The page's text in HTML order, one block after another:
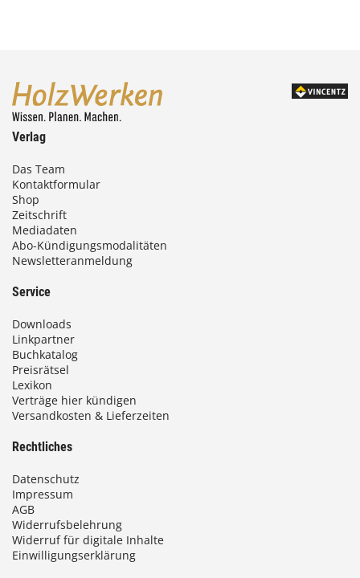
Verlag
Das Team
Kontaktformular
Shop
Zeitschrift
Mediadaten
Abo-Kündigungsmodalitäten
Newsletteranmeldung
Service
Downloads
Linkpartner
Buchkatalog
Preisrätsel
Lexikon
Verträge hier kündigen
Versandkosten & Lieferzeiten
Rechtliches
Datenschutz
Impressum
AGB
Widerrufsbelehrung
Widerruf für digitale Inhalte
Einwilligungserklärung